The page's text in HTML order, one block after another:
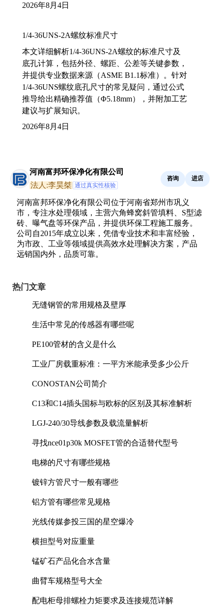
2026年8月4日
1/4-36UNS-2A螺纹标准尺寸
本文详细解析1/4-36UNS-2A螺纹的标准尺寸及
底孔计算，包括外径、螺距、公差等关键参数，
并提供专业数据来源（ASME B1.1标准）。针对
1/4-36UNS螺纹底孔尺寸的常见疑问，通过公式
推导给出精确推荐值（Φ5.18mm），并附加工艺
建议与扩展知识。
2026年8月4日
河南富邦环保净化有限公司
法人:李昊桀 通过真实性核验
咨询 进店
河南富邦环保净化有限公司位于河南省郑州市巩义
市，专注水处理领域，主营六角蜂窝斜管填料、S型滤
砖、曝气盘等环保产品，并提供环保工程施工服务。
公司自2015年成立以来，凭借专业技术和丰富经验，
为市政、工业等领域提供高效水处理解决方案，产品
远销国内外，品质可靠。
热门文章
无缝钢管的常用规格及壁厚
生活中常见的传感器有哪些呢
PE100管材的含义是什么
工业厂房载重标准：一平方米能承受多少公斤
CONOSTAN公司简介
C13和C14插头国标与欧标的区别及其标准解析
LGJ-240/30导线参数及载流量解析
寻找nce01p30k MOSFET管的合适替代型号
电梯的尺寸有哪些规格
镀锌方管尺寸一般有哪些
铝方管有哪些常见规格
光线传媒参投三国的星空爆冷
横担型号对应重量
锰矿石产品化合水含量
曲臂车规格型号大全
配电柜母排螺栓力矩要求及连接规范详解